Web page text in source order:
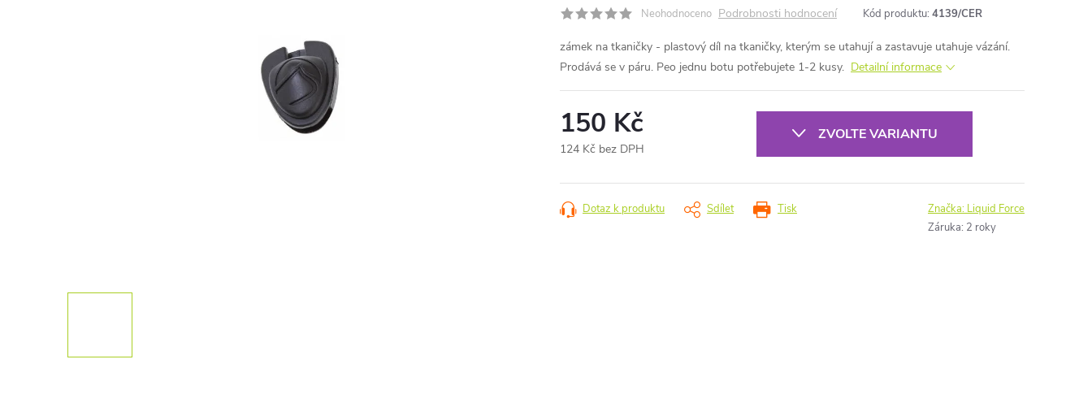
Neohodnoceno Podrobnosti hodnocení Kód produktu: 4139/CER
zámek na tkaničky - plastový díl na tkaničky, kterým se utahují a zastavuje utahuje vázání.
Prodává se v páru. Peo jednu botu potřebujete 1-2 kusy. Detailní informace
150 Kč
124 Kč bez DPH
cena:
ZVOLTE VARIANTU
Tisk
Dotaz k produktu Sdílet Značka: Liquid Force
Záruka: 2 roky